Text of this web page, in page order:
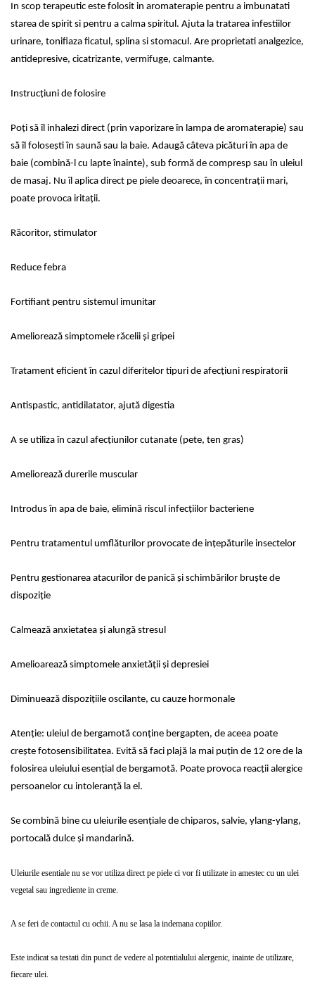
In scop terapeutic este folosit in aromaterapie pentru a imbunatati
starea de spirit si pentru a calma spiritul. Ajuta la tratarea infestiilor
urinare, tonifiaza ficatul, splina si stomacul. Are proprietati analgezice,
antidepresive, cicatrizante, vermifuge, calmante.
Instrucţiuni de folosire
Poți să îl inhalezi direct (prin vaporizare în lampa de aromaterapie) sau
să îl folosești în saună sau la baie. Adaugă câteva picături în apa de
baie (combină-l cu lapte înainte), sub formă de compresp sau în uleiul
de masaj. Nu îl aplica direct pe piele deoarece, în concentrații mari,
poate provoca iritații.
Răcoritor, stimulator
Reduce febra
Fortifiant pentru sistemul imunitar
Ameliorează simptomele răcelii și gripei
Tratament eficient în cazul diferitelor tipuri de afecțiuni respiratorii
Antispastic, antidilatator, ajută digestia
A se utiliza în cazul afecțiunilor cutanate (pete, ten gras)
Ameliorează durerile muscular
Introdus în apa de baie, elimină riscul infecțiilor bacteriene
Pentru tratamentul umflăturilor provocate de ințepăturile insectelor
Pentru gestionarea atacurilor de panică și schimbărilor bruște de
dispoziție
Calmează anxietatea și alungă stresul
Amelioarează simptomele anxietății și depresiei
Diminuează dispozițiile oscilante, cu cauze hormonale
Atenţie: uleiul de bergamotă conţine bergapten, de aceea poate
creşte fotosensibilitatea. Evită să faci plajă la mai puţin de 12 ore de la
folosirea uleiului esenţial de bergamotă. Poate provoca reacţii alergice
persoanelor cu intoleranţă la el.
Se combină bine cu uleiurile esenţiale de chiparos, salvie, ylang-ylang,
portocală dulce şi mandarină.
Uleiurile esentiale nu se vor utiliza direct pe piele ci vor fi utilizate in amestec cu un ulei
vegetal sau ingrediente in creme.
A se feri de contactul cu ochii. A nu se lasa la indemana copiilor.
Este indicat sa testati din punct de vedere al potentialului alergenic, inainte de utilizare,
fiecare ulei.